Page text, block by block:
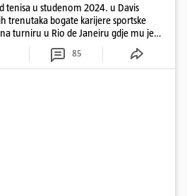
tenisa u studenom 2024. u Davis
trenutaka bogate karijere sportske
turniru u Rio de Janeiru gdje mu je
klupe
85